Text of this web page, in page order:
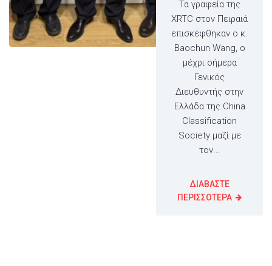
Τα γραφεία της
XRTC στον Πειραιά
επισκέφθηκαν ο κ.
Baochun Wang, ο
μέχρι σήμερα
Γενικός
Διευθυντής στην
Ελλάδα της China
Classification
Society μαζί με
τον...
ΔΙΑΒΑΣΤΕ
ΠΕΡΙΣΣΟΤΕΡΑ